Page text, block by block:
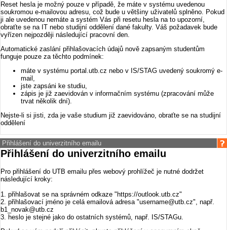
Reset hesla je možný pouze v případě, že máte v systému uvedenou
soukromou e-mailovou adresu, což bude u většiny uživatelů splněno. Pokud
ji ale uvedenou nemáte a systém Vás při resetu hesla na to upozorní,
obraťte se na IT nebo studijní oddělení dané fakulty. Váš požadavek bude
vyřízen nejpozději následující pracovní den.
Automatické zaslání přihlašovacích údajů nově zapsaným studentům
funguje pouze za těchto podmínek:
máte v systému portal.utb.cz nebo v IS/STAG uvedený soukromý e-
mail,
jste zapsáni ke studiu,
zápis je již zaevidován v informačním systému (zpracování může
trvat několik dní).
Nejste-li si jisti, zda je vaše studium již zaevidováno, obraťte se na studijní
oddělení
Přihlášení do univerzitního emailu
Přihlášení do univerzitního emailu
Pro přihlášení do UTB emailu přes webový prohlížeč je nutné dodržet
následující kroky:
1. přihlašovat se na správném odkaze "https://outlook.utb.cz"
2. přihlašovací jméno je celá emailová adresa "username@utb.cz", např.
b1_novak@utb.cz
3. heslo je stejné jako do ostatních systémů, např. IS/STAGu.